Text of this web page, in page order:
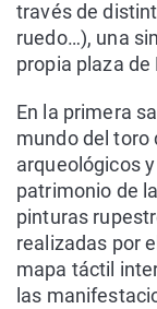
través de
ruedo…), una
propia plaza
En la primera
mundo del toro
arqueológicos
patrimonio de
pinturas
realizadas por
mapa táctil
las